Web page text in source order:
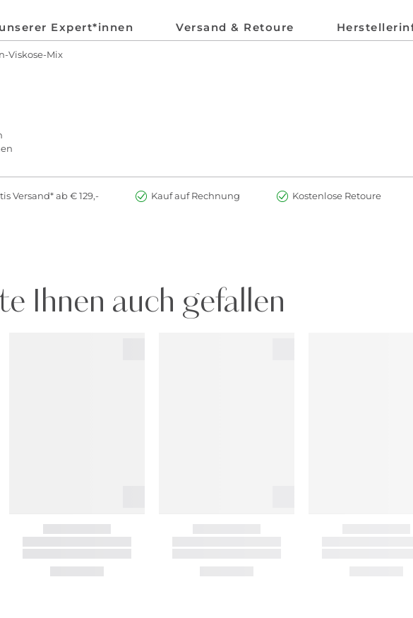
Expert*innen Versand & Retoure
Viskose-Mix
Versand* ab € 129,- Kauf auf Rechnung Kostenlose Retoure
Ihnen auch gefallen